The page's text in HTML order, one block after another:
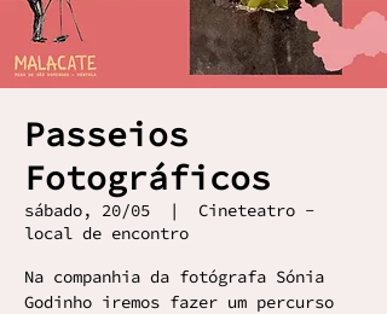
Passeios
Fotográficos
sábado, 20/05
  |
Cineteatro -
local de encontro
Na companhia da fotógrafa Sónia
Godinho iremos fazer um percurso